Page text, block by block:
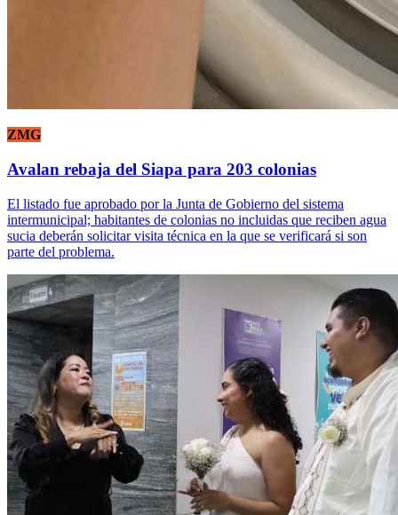
ZMG
Avalan rebaja del Siapa para 203 colonias
El listado fue aprobado por la Junta de Gobierno del sistema
intermunicipal; habitantes de colonias no incluidas que reciben agua
sucia deberán solicitar visita técnica en la que se verificará si son
parte del problema.